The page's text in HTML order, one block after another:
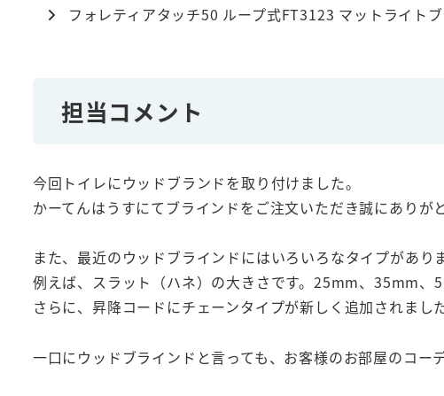
フォレティアタッチ50 ループ式FT3123 マットライトブ
担当コメント
今回トイレにウッドブランドを取り付けました。
かーてんはうすにてブラインドをご注文いただき誠にありが
また、最近のウッドブラインドにはいろいろなタイプがありま
例えば、スラット（ハネ）の大きさです。25mm、35mm、
さらに、昇降コードにチェーンタイプが新しく追加されました
一口にウッドブラインドと言っても、お客様のお部屋のコー